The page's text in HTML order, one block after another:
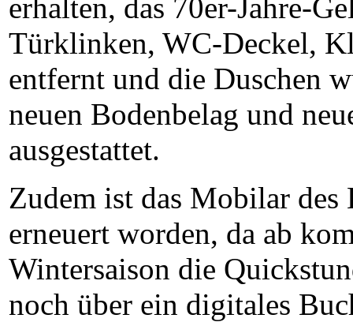
erhalten, das 70er-Jahre-
Türklinken, WC-Deckel,
entfernt und die Duschen
neuen Bodenbelag und
ausgestattet.
Zudem ist das Mobilar des
erneuert worden, da ab
Wintersaison die
noch über ein digitales